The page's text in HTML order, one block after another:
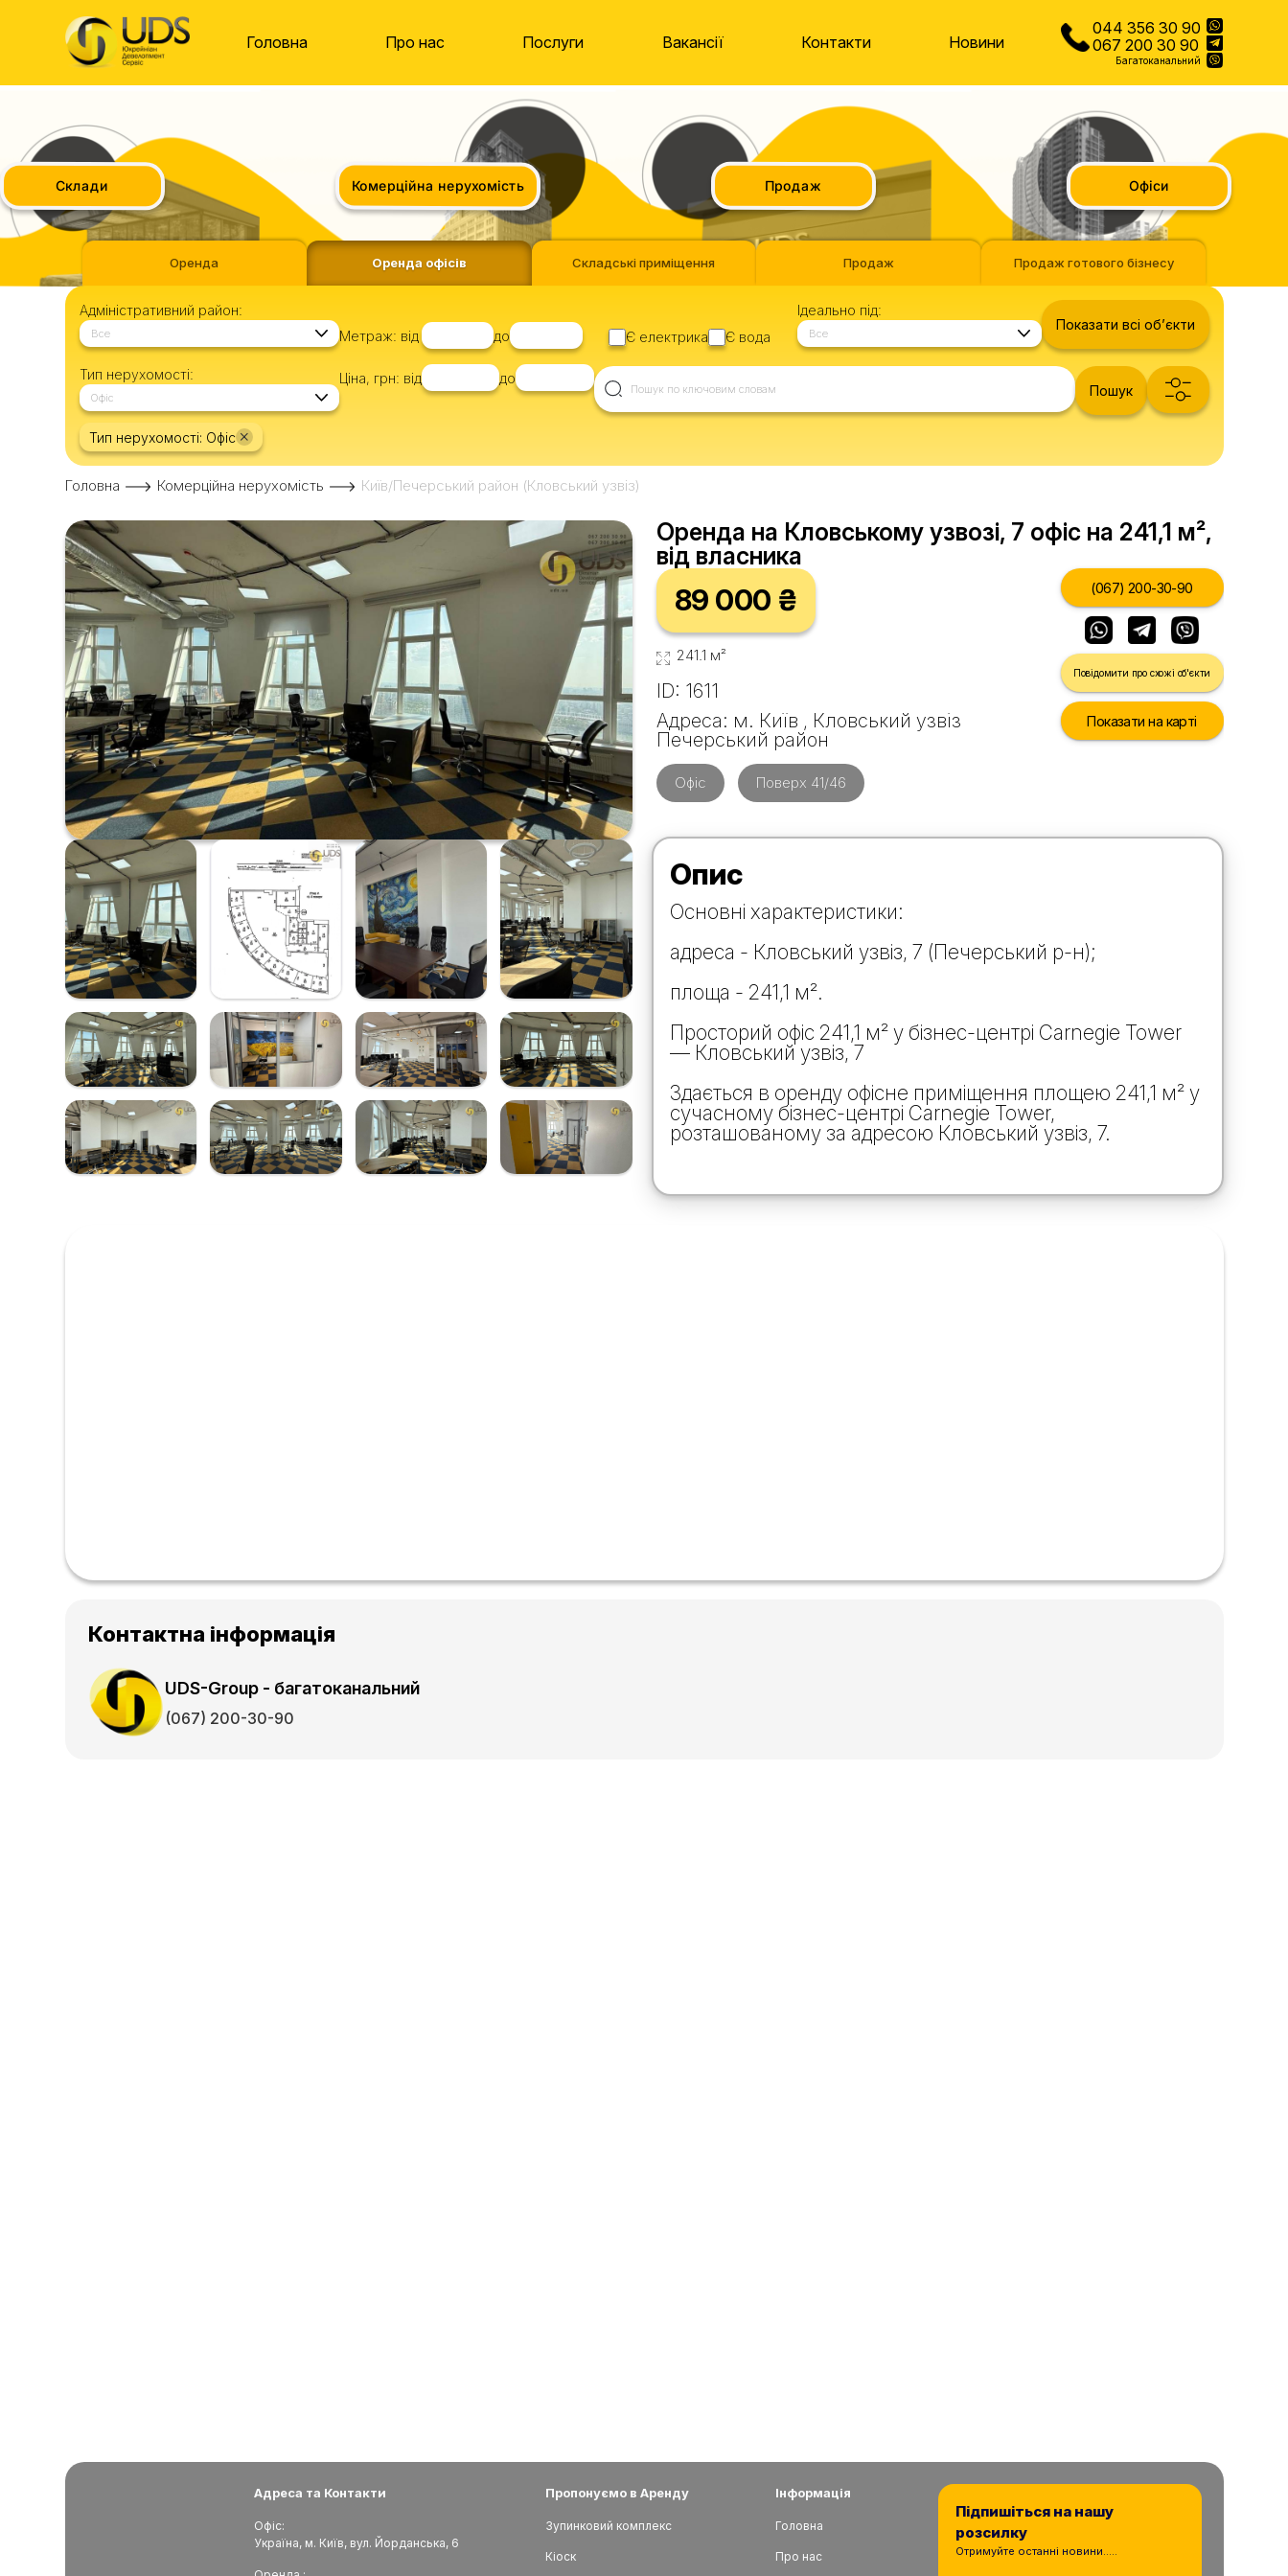
Головна Про нас Послуги Вакансії Контакти Новини
044 356 30 90
067 200 30 90
Багатоканальний
Склади Комерційна нерухомість Продаж Офіси
Оренда Оренда офісів Складські приміщення Продаж Продаж готового бізнесу
Адміністративний район:
Все Метраж: від до Є електрика Є вода
Ідеально під:
Все
Показати всі обʼєкти
Тип нерухомості:
Офіс
Ціна, грн: від до
Пошук
Тип нерухомості: Офіс×
Головна Комерційна нерухомість Київ/Печерський район (Кловський узвіз)
Оренда на Кловському узвозі, 7 офіс на 241,1 м²,
від власника
89 000 ₴
241.1 м²
ID: 1611
Адреса: м. Київ , Кловський узвіз
Печерський район
(067) 200-30-90
Повідомити про схожі об'єкти
Показати на карті
Офіс Поверх 41/46
Опис
Основні характеристики:
адреса - Кловський узвіз, 7 (Печерський р-н);
площа - 241,1 м².
Просторий офіс 241,1 м² у бізнес-центрі Carnegie Tower
— Кловський узвіз, 7
Здається в оренду офісне приміщення площею 241,1 м² у
сучасному бізнес-центрі Carnegie Tower,
розташованому за адресою Кловський узвіз, 7.
Контактна інформація
UDS-Group - багатоканальний
(067) 200-30-90
Адреса та Контакти
Офіс:
Україна, м. Київ, вул. Йорданська, 6
Пропонуємо в Аренду
Зупинковий комплекс
Кіоск
Інформація
Головна
Про нас
Підпишіться на нашу
розсилку
Отримуйте останні новини.....